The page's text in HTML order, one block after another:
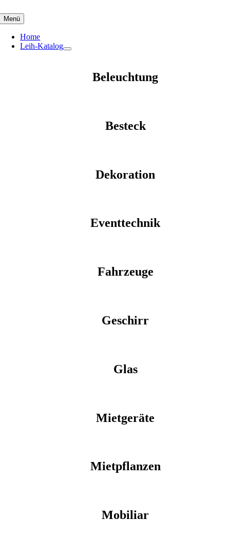
to
content
Menü
Home
Leih-Katalog
Beleuchtung
Besteck
Dekoration
Eventtechnik
Fahrzeuge
Geschirr
Glas
Mietgeräte
Mietpflanzen
Mobiliar